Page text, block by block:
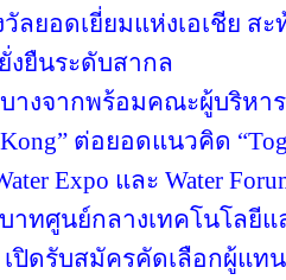
ลยอดเยี่ยมแห่งเอเชีย
งยืนระดับสากล
างจากพร้อมคณะผู้บริหา
ต่อยอดแนวคิด
Expo และ Water
าทศูนย์กลางเทคโนโล
ปิดรับสมัครคัดเลือกผู้แท